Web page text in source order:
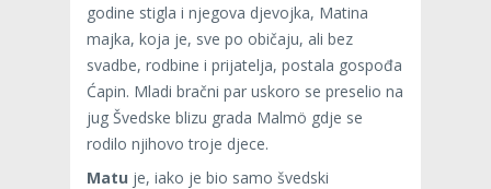
godine stigla i njegova djevojka, Matina
majka, koja je, sve po običaju, ali bez
svadbe, rodbine i prijatelja, postala gospođa
Ćapin. Mladi bračni par uskoro se preselio na
jug Švedske blizu grada Malmö gdje se
rodilo njihovo troje djece.
Matu je, iako je bio samo švedski